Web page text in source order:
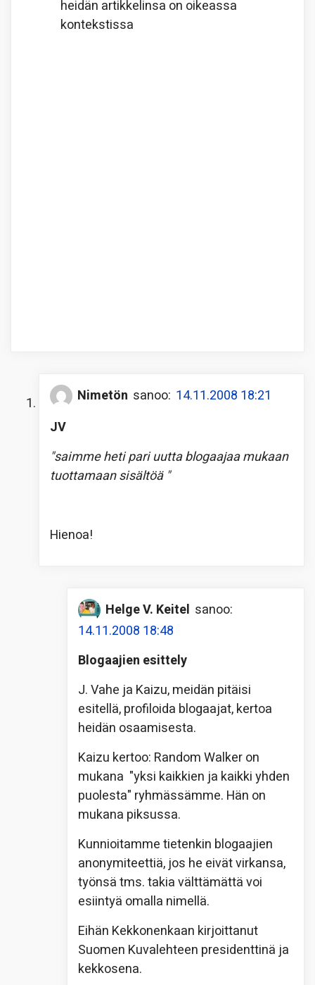
heidän artikkelinsa on oikeassa
kontekstissa
Nimetön sanoo: 14.11.2008 18:21
JV
"saimme heti pari uutta blogaajaa mukaan
tuottamaan sisältöä "
Hienoa!
Helge V. Keitel sanoo:
14.11.2008 18:48
Blogaajien esittely
J. Vahe ja Kaizu, meidän pitäisi
esitellä, profiloida blogaajat, kertoa
heidän osaamisesta.
Kaizu kertoo: Random Walker on
mukana "yksi kaikkien ja kaikki yhden
puolesta" ryhmässämme. Hän on
mukana piksussa.
Kunnioitamme tietenkin blogaajien
anonymiteettiä, jos he eivät virkansa,
työnsä tms. takia välttämättä voi
esiintyä omalla nimellä.
Eihän Kekkonenkaan kirjoittanut
Suomen Kuvalehteen presidenttinä ja
kekkosena.